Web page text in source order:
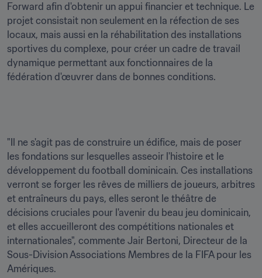
Forward afin d'obtenir un appui financier et technique. Le
projet consistait non seulement en la réfection de ses
locaux, mais aussi en la réhabilitation des installations
sportives du complexe, pour créer un cadre de travail
dynamique permettant aux fonctionnaires de la
fédération d'œuvrer dans de bonnes conditions.
"Il ne s'agit pas de construire un édifice, mais de poser
les fondations sur lesquelles asseoir l'histoire et le
développement du football dominicain. Ces installations
verront se forger les rêves de milliers de joueurs, arbitres
et entraîneurs du pays, elles seront le théâtre de
décisions cruciales pour l'avenir du beau jeu dominicain,
et elles accueilleront des compétitions nationales et
internationales", commente Jair Bertoni, Directeur de la
Sous-Division Associations Membres de la FIFA pour les
Amériques.